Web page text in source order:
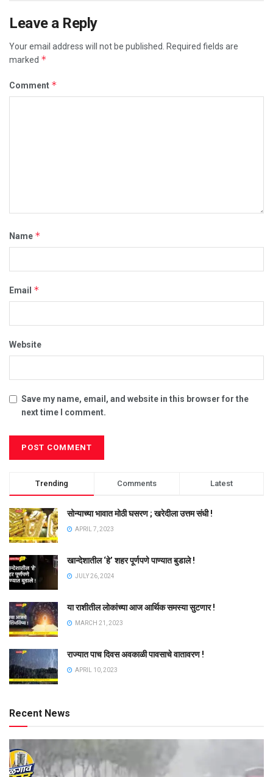
Leave a Reply
Your email address will not be published.
Required fields are
marked *
Comment *
Name *
Email *
Website
Save my name, email, and website in this browser for the
next time I comment.
Trending Comments Latest
सोन्याच्या भावात मोठी घसरण ; खरेदीला उत्तम संधी !
APRIL 7, 2023
खान्देशातील ‘हे’ शहर पूर्णपणे पाण्यात बुडाले !
JULY 26, 2024
या राशीतील लोकांच्या आज आर्थिक समस्या सुटणार !
MARCH 21, 2023
राज्यात पाच दिवस अवकाळी पावसाचे वातावरण !
APRIL 10, 2023
Recent News